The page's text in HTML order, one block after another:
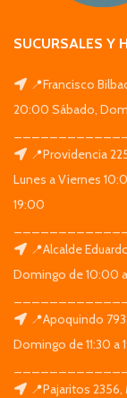
SUCURSALES Y
📍Francisco
20:00 Sábado,
📍Providencia
Lunes a Viernes
19:00
📍Alcalde
Domingo de 10:00
📍Apoquindo
Domingo de 11:30 a
📍Pajaritos 2356,